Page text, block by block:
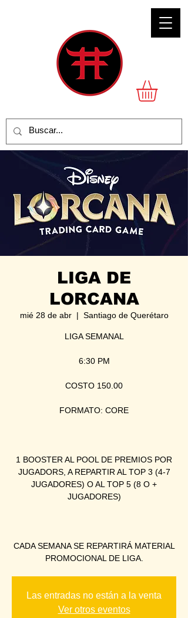
LIGA DE
LORCANA
mié 28 de abr
  |
Santiago de Querétaro
LIGA SEMANAL
6:30 PM
COSTO 150.00
FORMATO: CORE
1 BOOSTER AL POOL DE PREMIOS POR
JUGADORS, A REPARTIR AL TOP 3 (4-7
JUGADORES) O AL TOP 5 (8 O +
JUGADORES)
CADA SEMANA SE REPARTIRÁ MATERIAL
PROMOCIONAL DE LIGA.
Las entradas no están a la venta
Ver otros eventos